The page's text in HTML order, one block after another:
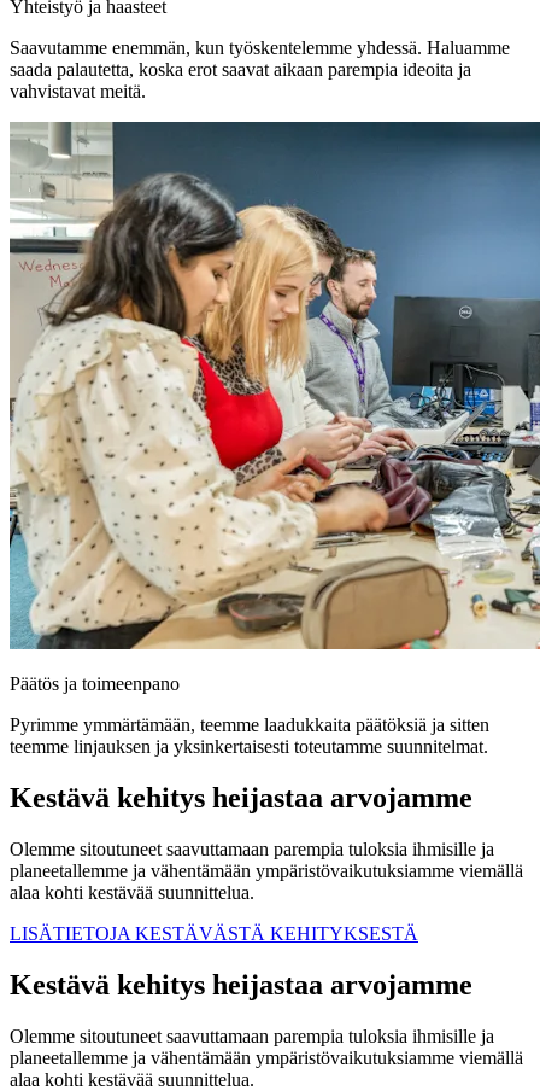
Yhteistyö ja haasteet
Saavutamme enemmän, kun työskentelemme yhdessä. Haluamme
saada palautetta, koska erot saavat aikaan parempia ideoita ja
vahvistavat meitä.
Päätös ja toimeenpano
Pyrimme ymmärtämään, teemme laadukkaita päätöksiä ja sitten
teemme linjauksen ja yksinkertaisesti toteutamme suunnitelmat.
Kestävä kehitys heijastaa arvojamme
Olemme sitoutuneet saavuttamaan parempia tuloksia ihmisille ja
planeetallemme ja vähentämään ympäristövaikutuksiamme viemällä
alaa kohti kestävää suunnittelua.
LISÄTIETOJA KESTÄVÄSTÄ KEHITYKSESTÄ
Kestävä kehitys heijastaa arvojamme
Olemme sitoutuneet saavuttamaan parempia tuloksia ihmisille ja
planeetallemme ja vähentämään ympäristövaikutuksiamme viemällä
alaa kohti kestävää suunnittelua.